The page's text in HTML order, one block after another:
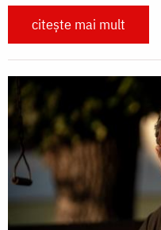
citește mai mult